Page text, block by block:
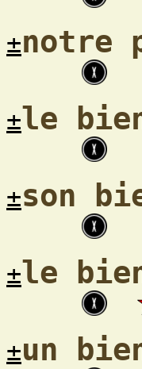
±notre
±le
±son
±le
±un